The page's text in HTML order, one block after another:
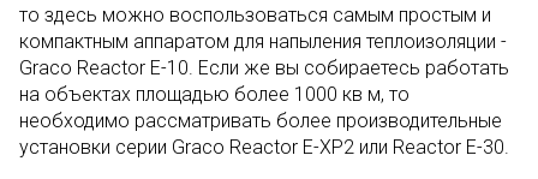
то здесь можно воспользоваться самым простым и
компактным аппаратом для напыления теплоизоляции -
Graco Reactor E-10. Если же вы собираетесь работать
на объектах площадью более 1000 кв м, то
необходимо рассматривать более производительные
установки серии Graco Reactor E-XP2 или Reactor E-30.